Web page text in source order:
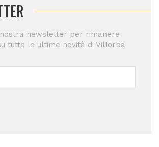
newsletter per rimanere
tutte le ultime novità di Villorba